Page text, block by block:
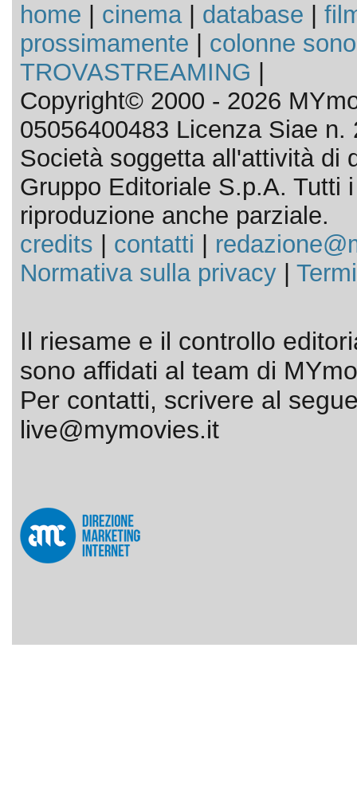
home cinema| database
prossimamente
colonne
TROVASTREAMING
Copyright© 2000 - 2026
05056400483 Licenza Siae n.
Società soggetta all'attività di
Gruppo Editoriale S.p.A. Tutti
riproduzione anche parziale.
credits
contatti
Normativa sulla privacy|
Il riesame e il controllo
sono affidati al team di
Per contatti, scrivere al
live@mymovies.it